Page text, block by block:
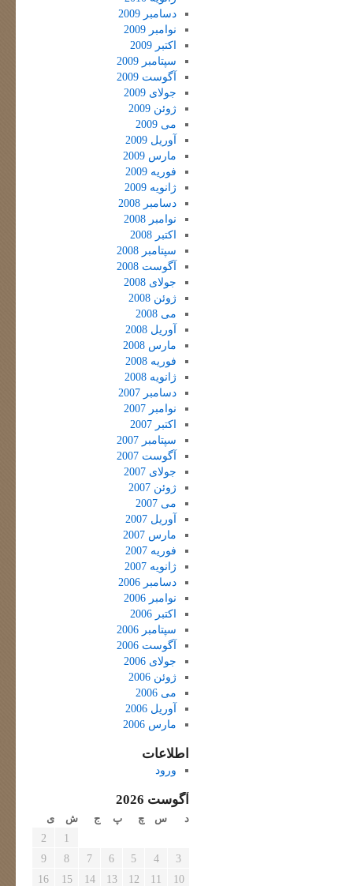
دسامبر 2009
نوامبر 2009
اکتبر 2009
سپتامبر 2009
آگوست 2009
جولای 2009
ژوئن 2009
می 2009
آوریل 2009
مارس 2009
فوریه 2009
ژانویه 2009
دسامبر 2008
نوامبر 2008
اکتبر 2008
سپتامبر 2008
آگوست 2008
جولای 2008
ژوئن 2008
می 2008
آوریل 2008
مارس 2008
فوریه 2008
ژانویه 2008
دسامبر 2007
نوامبر 2007
اکتبر 2007
سپتامبر 2007
آگوست 2007
جولای 2007
ژوئن 2007
می 2007
آوریل 2007
مارس 2007
فوریه 2007
ژانویه 2007
دسامبر 2006
نوامبر 2006
اکتبر 2006
سپتامبر 2006
آگوست 2006
جولای 2006
ژوئن 2006
می 2006
آوریل 2006
مارس 2006
اطلاعات
ورود
آگوست 2026
د س چ پ ج ش ی
1
2
3
4
5
6
7
8
9
10
11
12
13
14
15
16